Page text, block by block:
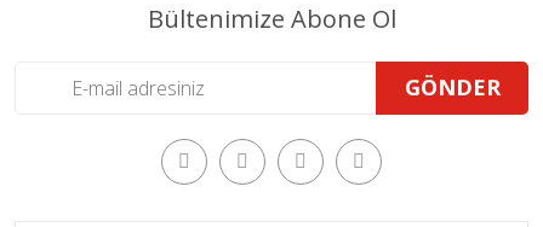
Bültenimize Abone Ol
GÖNDER